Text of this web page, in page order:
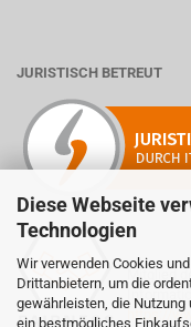
Diese Webseite
Technologien
Wir verwenden Cookies
Drittanbietern, um die
gewährleisten, die
ein bestmögliches
JURISTISCH BETREUT
Mitglied
https://